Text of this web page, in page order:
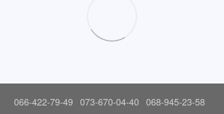
066-422-79-49 073-670-04-40 068-945-23-58